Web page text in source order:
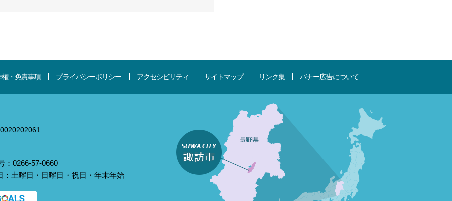
権・免責事項 プライバシーポリシー アクセシビリティ サイトマップ リンク集 バナー広告について
：0266-57-0660
土曜日・日曜日・祝日・年末年始